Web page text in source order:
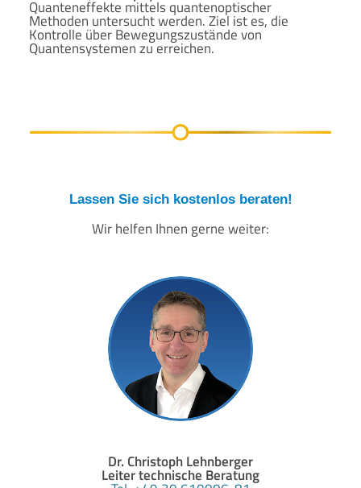
Quanteneffekte mittels quantenoptischer
Methoden untersucht werden. Ziel ist es, die
Kontrolle über Bewegungszustände von
Quantensystemen zu erreichen.
Lassen Sie sich kostenlos beraten!
Wir helfen Ihnen gerne weiter:
Dr. Christoph Lehnberger
Leiter technische Beratung